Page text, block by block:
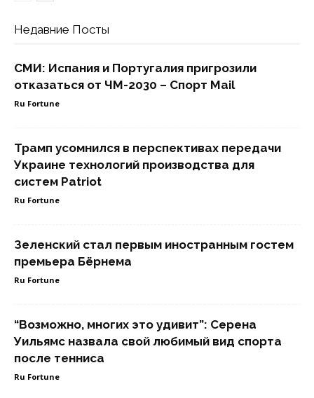
Недавние Посты
СМИ: Испания и Португалия пригрозили
отказаться от ЧМ-2030 – Спорт Mail
Ru Fortune
Трамп усомнился в перспективах передачи
Украине технологий производства для
систем Patriot
Ru Fortune
Зеленский стал первым иностранным гостем
премьера Бёрнема
Ru Fortune
“Возможно, многих это удивит”: Серена
Уильямс назвала свой любимый вид спорта
после тенниса
Ru Fortune